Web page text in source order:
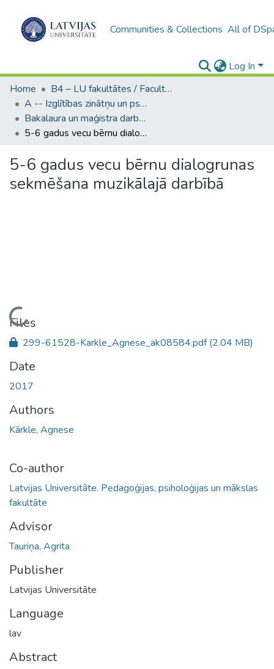
Communities & Collections All of
Log In
Home
B4 – LU fakultātes / Faculties of the UL
A -- Izglītības zinātņu un psiholoģijas fakultāte / Faculty of Education Sciences and Psychology
Bakalaura un maģistra darbi (PPMF) / Bachelor's and Master's theses
5-6 gadus vecu bērnu dialogrunas sekmēšana muzikālajā darbībā
5-6 gadus vecu bērnu dialogrunas
sekmēšana muzikālajā darbībā
Loading...
Files
299-61528-Karkle_Agnese_ak08584.pdf(2.04 MB)
Date
2017
Authors
Kārkle, Agnese
Co-author
Latvijas Universitāte. Pedagoģijas, psiholoģijas un mākslas
fakultāte
Advisor
Tauriņa, Agrita
Publisher
Latvijas Universitāte
Language
lav
Abstract